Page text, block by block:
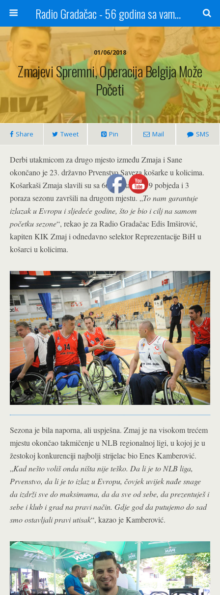
Radio Gradačac - 56 godina sa vama...
01/06/2018
Zmajevi Spremni, Operacija Belgija Može
Početi
Share Tweet Pin Mail SMS
Derbi utakmicom za drugo mjesto između Zmaja i Sane
okončano je 23. državno Prvenstvo Saveza košarke u kolicima.
Košarkaši Zmaja slavili su sa 66:62 i tako sa 9 pobjeda i 3
poraza sezonu završili na drugom mjestu. „To nam garantuje
izlazak u Evropu i sljedeće godine, što je bio i cilj na samom
početku sezone“, rekao je za Radio Gradačac Edis Imširović,
kapiten KIK Zmaj i odnedavno selektor Reprezentacije BiH u
košarci u kolicima.
Sezona je bila naporna, ali uspješna. Zmaj je na visokom trećem
mjestu okončao takmičenje u NLB regionalnoj ligi, u kojoj je u
žestokoj konkurenciji najbolji strijelac bio Enes Kamberović.
„Kad nešto voliš onda ništa nije teško. Da li je to NLB liga,
Prvenstvo, da li je to izlaz u Evropu, čovjek uvijek nađe snage
da izdrži sve do maksimuma, da da sve od sebe, da prezentuješ i
sebe i klub i grad na pravi način. Gdje god da putujemo do sad
smo ostavljali pravi utisak“, kazao je Kamberović.